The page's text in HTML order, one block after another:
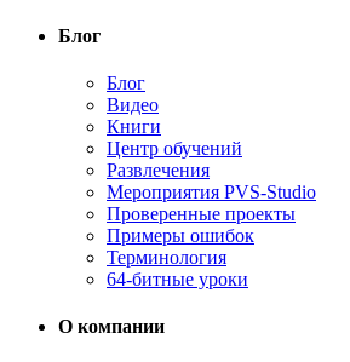
Блог
Блог
Видео
Книги
Центр обучений
Развлечения
Мероприятия PVS-Studio
Проверенные проекты
Примеры ошибок
Терминология
64-битные уроки
О компании